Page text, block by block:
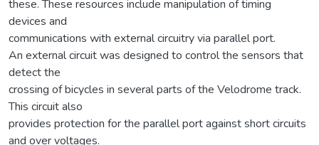
these. These resources include manipulation of timing
devices and
communications with external circuitry via parallel port.
An external circuit was designed to control the sensors that
detect the
crossing of bicycles in several parts of the Velodrome track.
This circuit also
provides protection for the parallel port against short circuits
and over voltages.